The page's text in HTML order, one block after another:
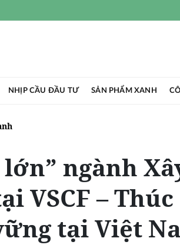
NHỊP CẦU ĐẦU TƯ SẢN PHẨM XANH
ngành
VSCF –
tại Việt